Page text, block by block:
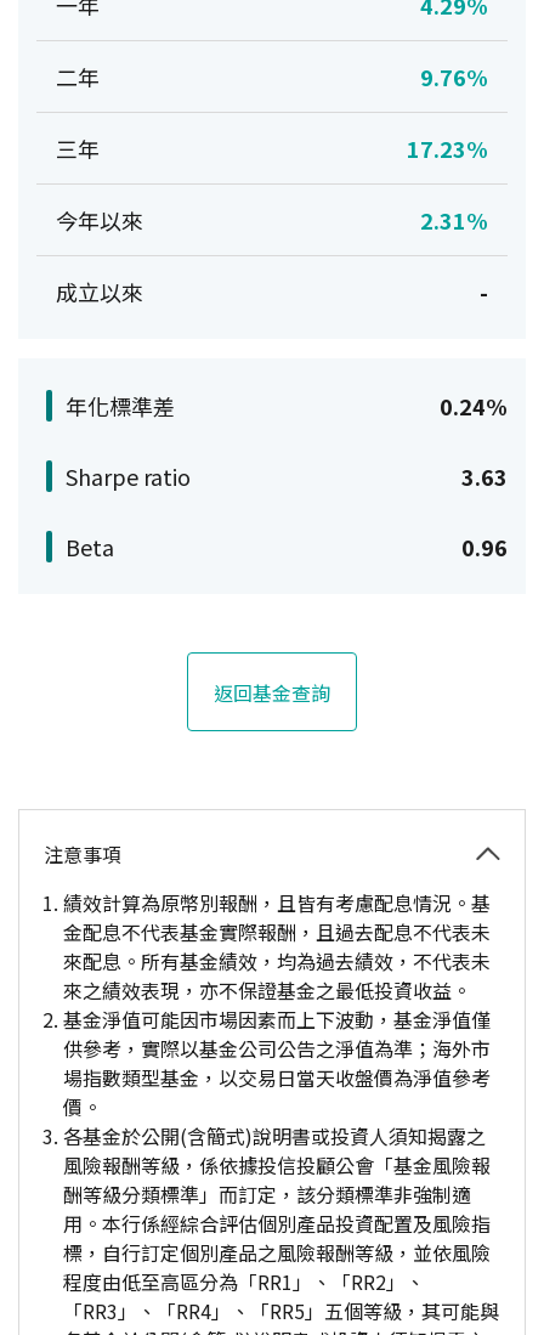
二年 9.76%
三年 17.23%
今年以來 2.31%
成立以來 -
年化標準差 0.24%
Sharpe ratio 3.63
Beta 0.96
返回基金查詢
注意事項
績效計算為原幣別報酬，且皆有考慮配息情況。基
金配息不代表基金實際報酬，且過去配息不代表未
來配息。所有基金績效，均為過去績效，不代表未
來之績效表現，亦不保證基金之最低投資收益。
基金淨值可能因市場因素而上下波動，基金淨值僅
供參考，實際以基金公司公告之淨值為準；海外市
場指數類型基金，以交易日當天收盤價為淨值參考
價。
各基金於公開(含簡式)說明書或投資人須知揭露之
風險報酬等級，係依據投信投顧公會「基金風險報
酬等級分類標準」而訂定，該分類標準非強制適
用。本行係經綜合評估個別產品投資配置及風險指
標，自行訂定個別產品之風險報酬等級，並依風險
程度由低至高區分為「RR1」、「RR2」、
「RR3」、「RR4」、「RR5」五個等級，其可能與